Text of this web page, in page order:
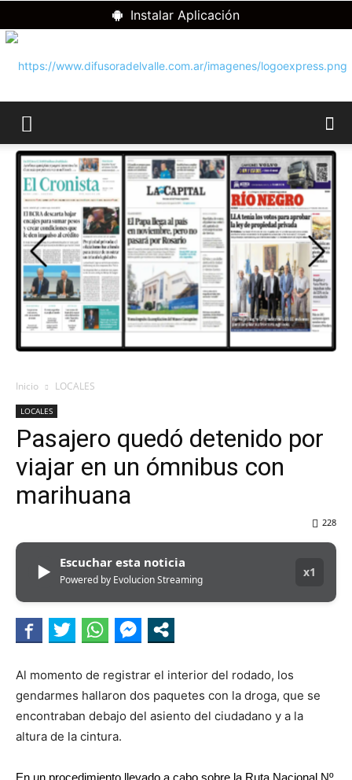
Instalar Aplicación
DIFUSORA
DEL
VALLE
Inicio LOCALES
LOCALES
Pasajero quedó detenido por
viajar en un ómnibus con
marihuana
228
▶ Escuchar esta noticia
Powered by Evolucion Streaming
x1
Al momento de registrar el interior del rodado, los
gendarmes hallaron dos paquetes con la droga, que se
encontraban debajo del asiento del ciudadano y a la
altura de la cintura.